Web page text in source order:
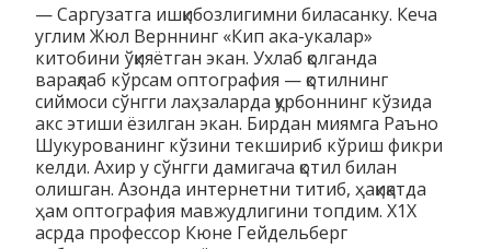
— Саргузатга ишқибозлигимни биласанку. Кеча
углим Жюл Верннинг «Кип ака-укалар»
китобини ўқияётган экан. Ухлаб қолганда
варақлаб кўрсам оптография — қотилнинг
сиймоси сўнгги лаҳзаларда қурбоннинг кўзида
акс этиши ёзилган экан. Бирдан миямга Раъно
Шукурованинг кўзини текшириб кўриш фикри
келди. Ахир у сўнгги дамигача қотил билан
олишган. Азонда интернетни титиб, ҳақиқатда
ҳам оптография мавжудлигини топдим. Х1Х
асрда профессор Кюне Гейдельберг